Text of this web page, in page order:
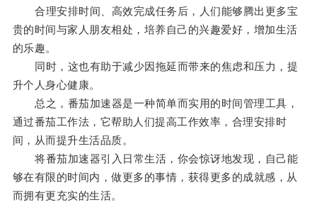
合理安排时间、高效完成任务后，人们能够腾出更多宝
贵的时间与家人朋友相处，培养自己的兴趣爱好，增加生活
的乐趣。
同时，这也有助于减少因拖延而带来的焦虑和压力，提
升个人身心健康。
总之，番茄加速器是一种简单而实用的时间管理工具，
通过番茄工作法，它帮助人们提高工作效率，合理安排时
间，从而提升生活品质。
将番茄加速器引入日常生活，你会惊讶地发现，自己能
够在有限的时间内，做更多的事情，获得更多的成就感，从
而拥有更充实的生活。